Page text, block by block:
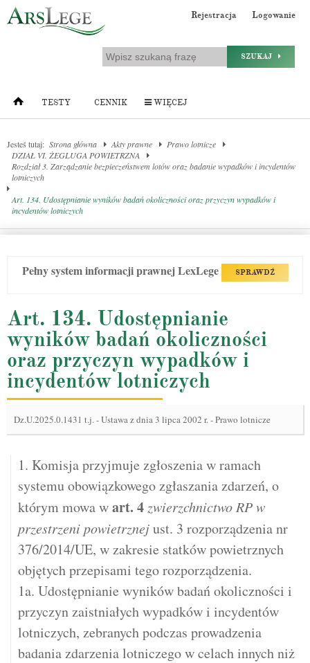
Rejestracja Logowanie
SZUKAJ
TESTY CENNIK WIĘCEJ
Jesteś tutaj: Strona główna Akty prawne
Prawo lotnicze
DZIAŁ VI. ŻEGLUGA POWIETRZNA
Rozdział 3. Zarządzanie bezpieczeństwem lotów oraz badanie wypadków i incydentów
lotniczych
Art. 134. Udostępnianie wyników badań okoliczności oraz przyczyn wypadków i
incydentów lotniczych
Pełny system informacji prawnej LexLege SPRAWDŹ
Art. 134. Udostępnianie
wyników badań okoliczności
oraz przyczyn wypadków i
incydentów lotniczych
Dz.U.2025.0.1431 t.j.-Ustawa z dnia 3 lipca 2002 r. - Prawo lotnicze
1. Komisja przyjmuje zgłoszenia w ramach
systemu obowiązkowego zgłaszania zdarzeń, o
którym mowa wart. 4 zwierzchnictwo RP w
przestrzeni powietrznejust. 3 rozporządzenia nr
376/2014/UE, w zakresie statków powietrznych
objętych przepisami tego rozporządzenia.
1a. Udostępnianie wyników badań okoliczności i
przyczyn zaistniałych wypadków i incydentów
lotniczych, zebranych podczas prowadzenia
badania zdarzenia lotniczego w celach innych niż